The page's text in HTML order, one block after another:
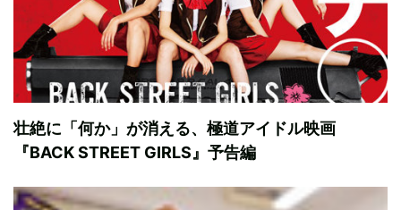
壮絶に「何か」が消える、極道アイドル映画
『BACK STREET GIRLS』予告編